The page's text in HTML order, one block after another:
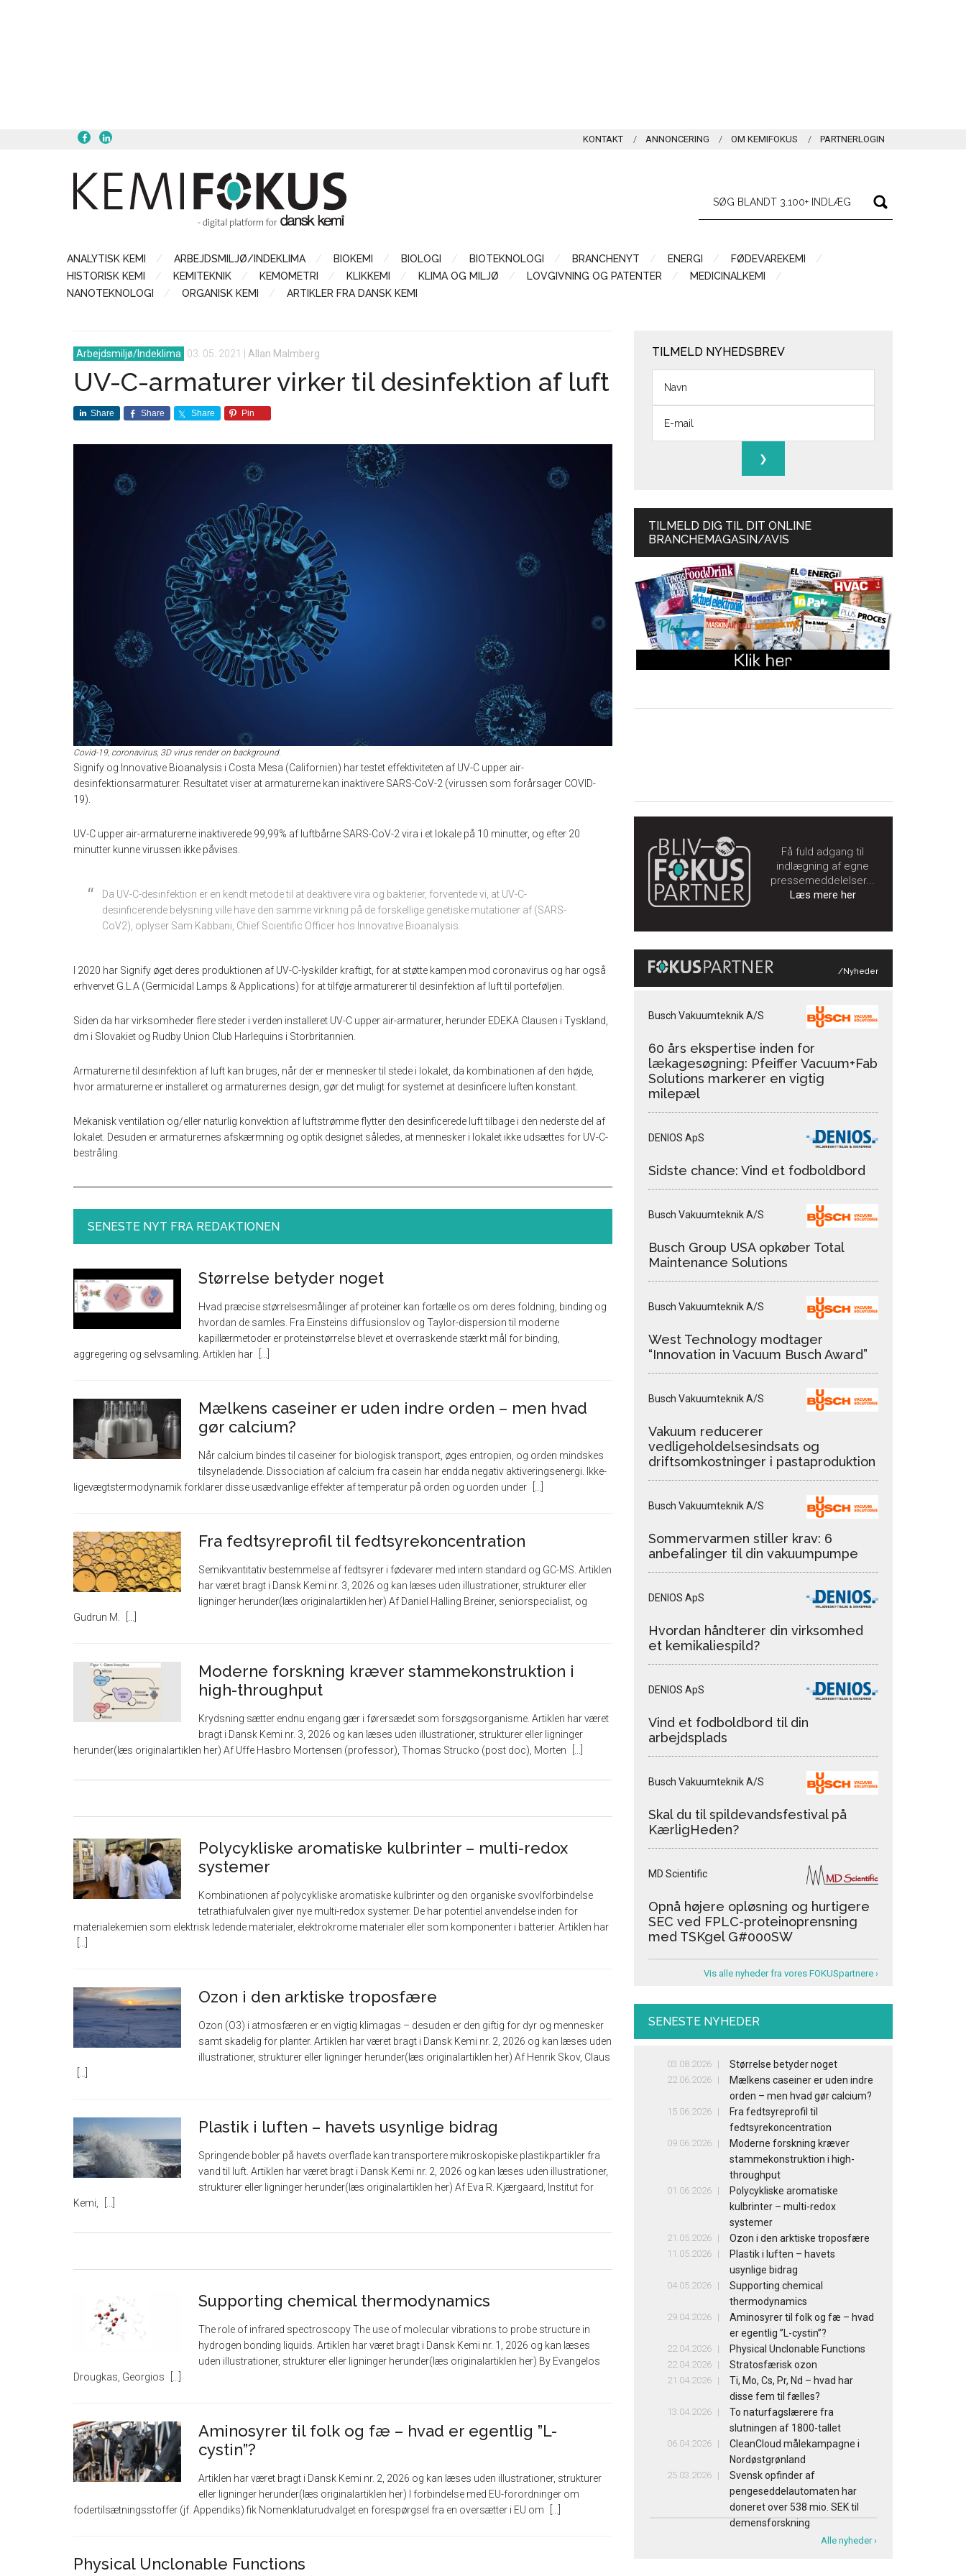
KONTAKT ANNONCERING OM KEMIFOKUS PARTNERLOGIN
ANALYTISK KEMI ARBEJDSMILJØ/INDEKLIMA BIOKEMI BIOLOGI BIOTEKNOLOGI BRANCHENYT ENERGI
FØDEVAREKEMI
HISTORISK KEMI
KEMITEKNIK KEMOMETRI KLIKKEMI KLIMA OG MILJØ LOVGIVNING OG PATENTER
MEDICINALKEMI
NANOTEKNOLOGI
ORGANISK KEMI ARTIKLER FRA DANSK KEMI
Arbejdsmiljø/Indeklima 03. 05. 2021 Allan Malmberg
UV-C-armaturer virker til desinfektion af luft
Share Share Share Pin
Covid-19, coronavirus, 3D virus render on background.
Signify og Innovative Bioanalysis i Costa Mesa (Californien) har testet effektiviteten af UV-C upper air-
desinfektionsarmaturer. Resultatet viser at armaturerne kan inaktivere SARS-CoV-2 (virussen som forårsager COVID-
19).
UV-C upper air-armaturerne inaktiverede 99,99% af luftbårne SARS-CoV-2 vira i et lokale på 10 minutter, og efter 20
minutter kunne virussen ikke påvises.
Da UV-C-desinfektion er en kendt metode til at deaktivere vira og bakterier, forventede vi, at UV-C-
desinficerende belysning ville have den samme virkning på de forskellige genetiske mutationer af (SARS-
CoV2), oplyser Sam Kabbani, Chief Scientific Officer hos Innovative Bioanalysis.
I 2020 har Signify øget deres produktionen af UV-C-lyskilder kraftigt, for at støtte kampen mod coronavirus og har også
erhvervet G.L.A (Germicidal Lamps & Applications) for at tilføje armaturerer til desinfektion af luft til porteføljen.
Siden da har virksomheder flere steder i verden installeret UV-C upper air-armaturer, herunder EDEKA Clausen i Tyskland,
dm i Slovakiet og Rudby Union Club Harlequins i Storbritannien.
Armaturerne til desinfektion af luft kan bruges, når der er mennesker til stede i lokalet, da kombinationen af den højde,
hvor armaturerne er installeret og armaturernes design, gør det muligt for systemet at desinficere luften konstant.
Mekanisk ventilation og/eller naturlig konvektion af luftstrømme flytter den desinficerede luft tilbage i den nederste del af
lokalet. Desuden er armaturernes afskærmning og optik designet således, at mennesker i lokalet ikke udsættes for UV-C-
bestråling.
SENESTE NYT FRA REDAKTIONEN
Størrelse betyder noget
Hvad præcise størrelsesmålinger af proteiner kan fortælle os om deres foldning, binding og
hvordan de samles. Fra Einsteins diffusionslov og Taylor-dispersion til moderne
kapillærmetoder er proteinstørrelse blevet et overraskende stærkt mål for binding,
aggregering og selvsamling. Artiklen har
Mælkens caseiner er uden indre orden – men hvad
gør calcium?
Når calcium bindes til caseiner for biologisk transport, øges entropien, og orden mindskes
tilsyneladende. Dissociation af calcium fra casein har endda negativ aktiveringsenergi. Ikke-
ligevægtstermodynamik forklarer disse usædvanlige effekter af temperatur på orden og uorden under
Fra fedtsyreprofil til fedtsyrekoncentration
Semikvantitativ bestemmelse af fedtsyrer i fødevarer med intern standard og GC-MS. Artiklen
har været bragt i Dansk Kemi nr. 3, 2026 og kan læses uden illustrationer, strukturer eller
ligninger herunder(læs originalartiklen her) Af Daniel Halling Breiner, seniorspecialist, og
Gudrun M.
Moderne forskning kræver stammekonstruktion i
high-throughput
Krydsning sætter endnu engang gær i førersædet som forsøgsorganisme. Artiklen har været
bragt i Dansk Kemi nr. 3, 2026 og kan læses uden illustrationer, strukturer eller ligninger
herunder(læs originalartiklen her) Af Uffe Hasbro Mortensen (professor), Thomas Strucko (post doc), Morten
Polycykliske aromatiske kulbrinter – multi-redox
systemer
Kombinationen af polycykliske aromatiske kulbrinter og den organiske svovlforbindelse
tetrathiafulvalen giver nye multi-redox systemer. De har potentiel anvendelse inden for
materialekemien som elektrisk ledende materialer, elektrokrome materialer eller som komponenter i batterier. Artiklen har
Ozon i den arktiske troposfære
Ozon (O3) i atmosfæren er en vigtig klimagas – desuden er den giftig for dyr og mennesker
samt skadelig for planter. Artiklen har været bragt i Dansk Kemi nr. 2, 2026 og kan læses uden
illustrationer, strukturer eller ligninger herunder(læs originalartiklen her) Af Henrik Skov, Claus
Plastik i luften – havets usynlige bidrag
Springende bobler på havets overflade kan transportere mikroskopiske plastikpartikler fra
vand til luft. Artiklen har været bragt i Dansk Kemi nr. 2, 2026 og kan læses uden illustrationer,
strukturer eller ligninger herunder(læs originalartiklen her) Af Eva R. Kjærgaard, Institut for
Kemi,
Supporting chemical thermodynamics
The role of infrared spectroscopy The use of molecular vibrations to probe structure in
hydrogen bonding liquids. Artiklen har været bragt i Dansk Kemi nr. 1, 2026 og kan læses
uden illustrationer, strukturer eller ligninger herunder(læs originalartiklen her) By Evangelos
Drougkas, Georgios
Aminosyrer til folk og fæ – hvad er egentlig ”L-
cystin”?
Artiklen har været bragt i Dansk Kemi nr. 2, 2026 og kan læses uden illustrationer, strukturer
eller ligninger herunder(læs originalartiklen her) I forbindelse med EU-forordninger om
fodertilsætningsstoffer (jf. Appendiks) fik Nomenklaturudvalget en forespørgsel fra en oversætter i EU om
Physical Unclonable Functions
TILMELD NYHEDSBREV
TILMELD DIG TIL DIT ONLINE
BRANCHEMAGASIN/AVIS
Få fuld adgang til
indlægning af egne
pressemeddelelser...
Læs mere her
/Nyheder
Busch Vakuumteknik A/S
60 års ekspertise inden for
lækagesøgning: Pfeiffer Vacuum+Fab
Solutions markerer en vigtig
milepæl
DENIOS ApS
Sidste chance: Vind et fodboldbord
Busch Vakuumteknik A/S
Busch Group USA opkøber Total
Maintenance Solutions
Busch Vakuumteknik A/S
West Technology modtager
“Innovation in Vacuum Busch Award”
Busch Vakuumteknik A/S
Vakuum reducerer
vedligeholdelsesindsats og
driftsomkostninger i pastaproduktion
Busch Vakuumteknik A/S
Sommervarmen stiller krav: 6
anbefalinger til din vakuumpumpe
DENIOS ApS
Hvordan håndterer din virksomhed
et kemikaliespild?
DENIOS ApS
Vind et fodboldbord til din
arbejdsplads
Busch Vakuumteknik A/S
Skal du til spildevandsfestival på
KærligHeden?
MD Scientific
Opnå højere opløsning og hurtigere
SEC ved FPLC-proteinoprensning
med TSKgel G#000SW
Vis alle nyheder fra vores FOKUSpartnere ›
SENESTE NYHEDER
03.08.2026 Størrelse betyder noget
22.06.2026
Mælkens caseiner er uden indre
orden – men hvad gør calcium?
15.06.2026
Fra fedtsyreprofil til
fedtsyrekoncentration
09.06.2026
Moderne forskning kræver
stammekonstruktion i high-
throughput
01.06.2026
Polycykliske aromatiske
kulbrinter – multi-redox
systemer
21.05.2026 Ozon i den arktiske troposfære
11.05.2026
Plastik i luften – havets
usynlige bidrag
04.05.2026
Supporting chemical
thermodynamics
29.04.2026
Aminosyrer til folk og fæ – hvad
er egentlig ”L-cystin”?
22.04.2026 Physical Unclonable Functions
22.04.2026 Stratosfærisk ozon
21.04.2026
Ti, Mo, Cs, Pr, Nd – hvad har
disse fem til fælles?
13.04.2026
To naturfagslærere fra
slutningen af 1800-tallet
06.04.2026
CleanCloud målekampagne i
Nordøstgrønland
25.03.2026
Svensk opfinder af
pengeseddelautomaten har
doneret over 538 mio. SEK til
demensforskning
Alle nyheder ›